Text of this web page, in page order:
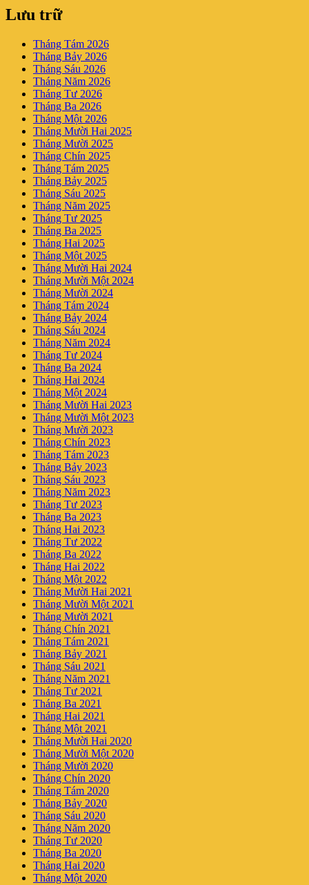
Lưu trữ
Tháng Tám 2026
Tháng Bảy 2026
Tháng Sáu 2026
Tháng Năm 2026
Tháng Tư 2026
Tháng Ba 2026
Tháng Một 2026
Tháng Mười Hai 2025
Tháng Mười 2025
Tháng Chín 2025
Tháng Tám 2025
Tháng Bảy 2025
Tháng Sáu 2025
Tháng Năm 2025
Tháng Tư 2025
Tháng Ba 2025
Tháng Hai 2025
Tháng Một 2025
Tháng Mười Hai 2024
Tháng Mười Một 2024
Tháng Mười 2024
Tháng Tám 2024
Tháng Bảy 2024
Tháng Sáu 2024
Tháng Năm 2024
Tháng Tư 2024
Tháng Ba 2024
Tháng Hai 2024
Tháng Một 2024
Tháng Mười Hai 2023
Tháng Mười Một 2023
Tháng Mười 2023
Tháng Chín 2023
Tháng Tám 2023
Tháng Bảy 2023
Tháng Sáu 2023
Tháng Năm 2023
Tháng Tư 2023
Tháng Ba 2023
Tháng Hai 2023
Tháng Tư 2022
Tháng Ba 2022
Tháng Hai 2022
Tháng Một 2022
Tháng Mười Hai 2021
Tháng Mười Một 2021
Tháng Mười 2021
Tháng Chín 2021
Tháng Tám 2021
Tháng Bảy 2021
Tháng Sáu 2021
Tháng Năm 2021
Tháng Tư 2021
Tháng Ba 2021
Tháng Hai 2021
Tháng Một 2021
Tháng Mười Hai 2020
Tháng Mười Một 2020
Tháng Mười 2020
Tháng Chín 2020
Tháng Tám 2020
Tháng Bảy 2020
Tháng Sáu 2020
Tháng Năm 2020
Tháng Tư 2020
Tháng Ba 2020
Tháng Hai 2020
Tháng Một 2020